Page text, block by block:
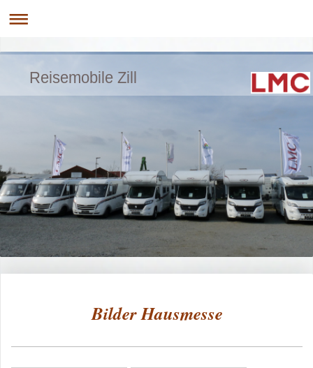
Reisemobile Zill
Bilder Hausmesse